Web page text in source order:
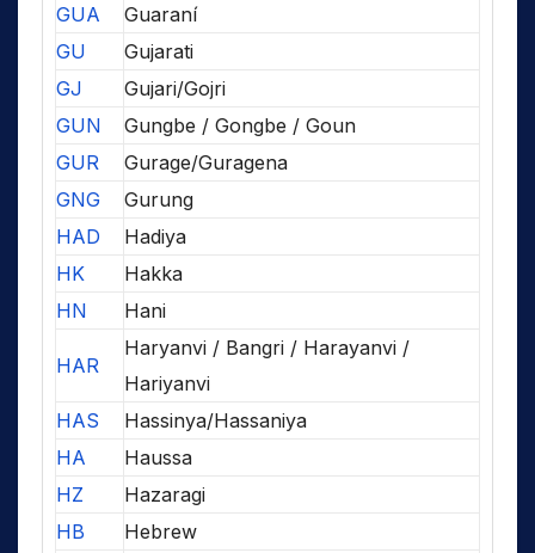
GUA
Guaraní
GU
Gujarati
GJ
Gujari/Gojri
GUN
Gungbe / Gongbe / Goun
GUR
Gurage/Guragena
GNG
Gurung
HAD
Hadiya
HK
Hakka
HN
Hani
HAR
Haryanvi / Bangri / Harayanvi /
Hariyanvi
HAS
Hassinya/Hassaniya
HA
Haussa
HZ
Hazaragi
HB
Hebrew